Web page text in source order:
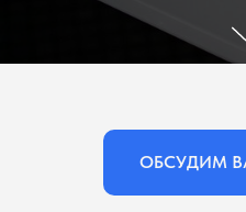
ОБСУДИМ